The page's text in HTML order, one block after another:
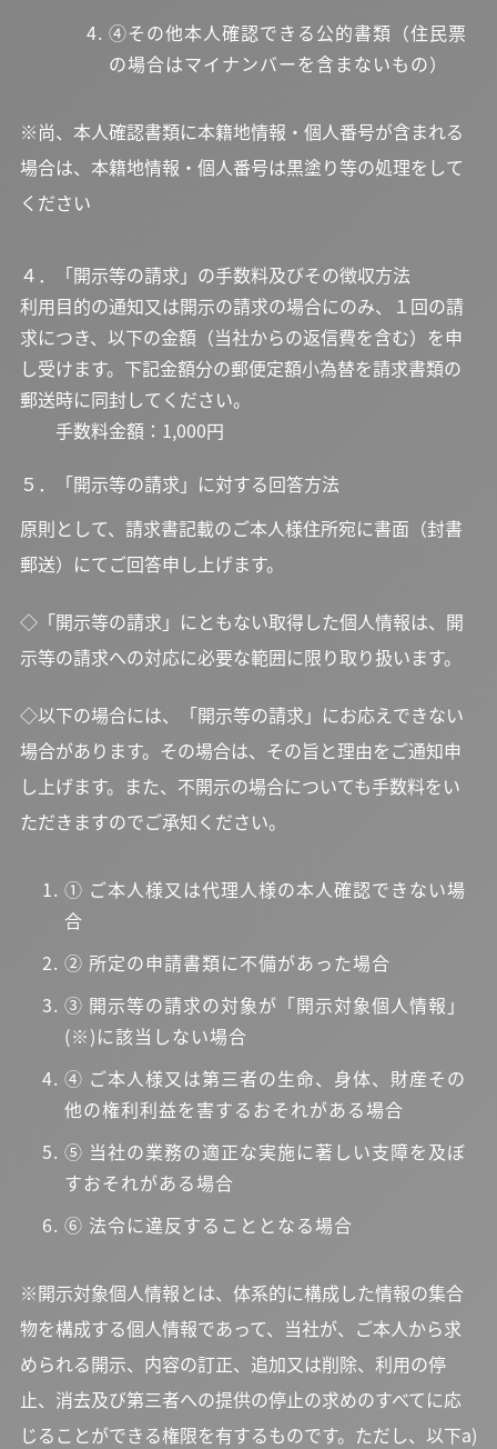
④その他本人確認できる公的書類（住民票
の場合はマイナンバーを含まないもの）
※尚、本人確認書類に本籍地情報・個人番号が含まれる
場合は、本籍地情報・個人番号は黒塗り等の処理をして
ください
４．「開示等の請求」の手数料及びその徴収方法
利用目的の通知又は開示の請求の場合にのみ、１回の請
求につき、以下の金額（当社からの返信費を含む）を申
し受けます。下記金額分の郵便定額小為替を請求書類の
郵送時に同封してください。
手数料金額：1,000円
５．「開示等の請求」に対する回答方法
原則として、請求書記載のご本人様住所宛に書面（封書
郵送）にてご回答申し上げます。
◇「開示等の請求」にともない取得した個人情報は、開
示等の請求への対応に必要な範囲に限り取り扱います。
◇以下の場合には、「開示等の請求」にお応えできない
場合があります。その場合は、その旨と理由をご通知申
し上げます。また、不開示の場合についても手数料をい
ただきますのでご承知ください。
① ご本人様又は代理人様の本人確認できない場
合
② 所定の申請書類に不備があった場合
③ 開示等の請求の対象が「開示対象個人情報」
(※)に該当しない場合
④ ご本人様又は第三者の生命、身体、財産その
他の権利利益を害するおそれがある場合
⑤ 当社の業務の適正な実施に著しい支障を及ぼ
すおそれがある場合
⑥ 法令に違反することとなる場合
※開示対象個人情報とは、体系的に構成した情報の集合
物を構成する個人情報であって、当社が、ご本人から求
められる開示、内容の訂正、追加又は削除、利用の停
止、消去及び第三者への提供の停止の求めのすべてに応
じることができる権限を有するものです。ただし、以下a)